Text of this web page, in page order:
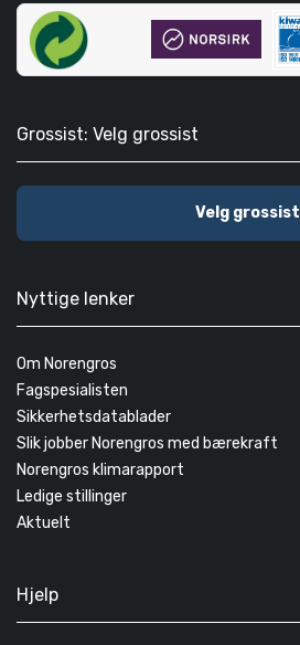
Grossist: Velg grossist
Velg grossist
Nyttige lenker
Om Norengros
Fagspesialisten
Sikkerhetsdatablader
Slik jobber Norengros med bærekraft
Norengros klimarapport
Ledige stillinger
Aktuelt
Hjelp